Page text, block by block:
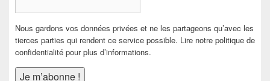
Nous gardons vos données privées et ne les partageons qu’avec les
tierces parties qui rendent ce service possible. Lire notre politique de
confidentialité pour plus d’informations.